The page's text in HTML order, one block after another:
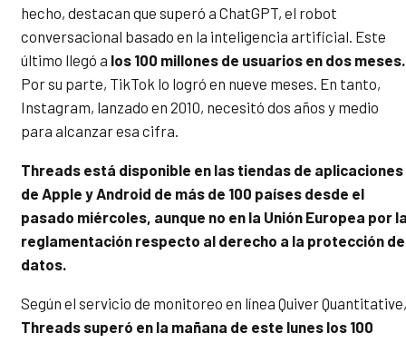
hecho, destacan que superó a ChatGPT, el robot
conversacional basado en la inteligencia artificial. Este
último llegó a los 100 millones de usuarios en dos meses.
Por su parte, TikTok lo logró en nueve meses. En tanto,
Instagram, lanzado en 2010, necesitó dos años y medio
para alcanzar esa cifra.
Threads está disponible en las tiendas de aplicaciones
de Apple y Android de más de 100 países desde el
pasado miércoles, aunque no en la Unión Europea por
reglamentación respecto al derecho a la protección de
datos.
Según el servicio de monitoreo en línea Quiver Quantitative,
Threads superó en la mañana de este lunes los 100